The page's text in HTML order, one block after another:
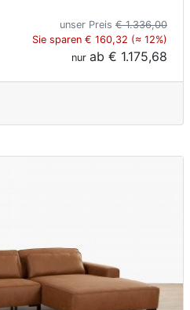
unser Preis € 1.336,00
Sie sparen € 160,32 (≈ 12%)
nur ab € 1.175,68